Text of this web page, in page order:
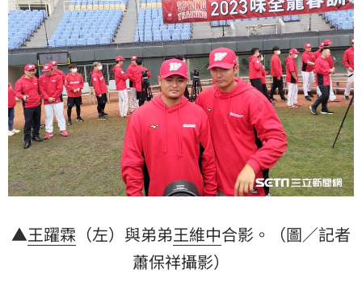
▲王躍霖 （左）與弟弟王維中合影。（圖／記者
蕭保祥攝影）